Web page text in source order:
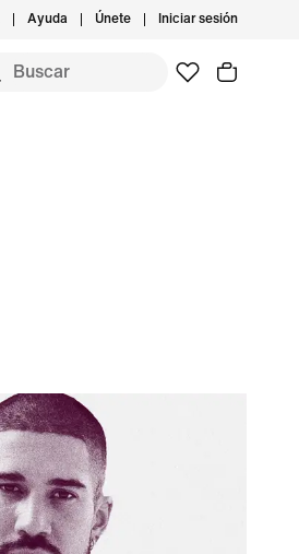
Ayuda Únete Iniciar sesión